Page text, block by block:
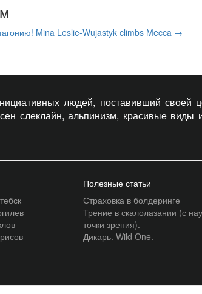
Mina Leslie-Wujastyk climbs Mecca →
людей, поставивший своей
слеклайн, альпинизм, красивые
Полезные статьи
Страховка в болдеринге
Трение в скалолазании (с
точки зрения).
Дикарь. Wild One.